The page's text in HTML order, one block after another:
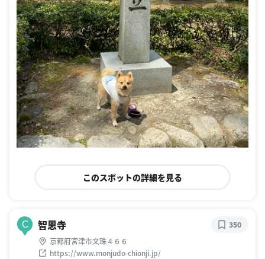
このスポットの詳細を見る
C 智恩寺
京都府宮津市文珠４６６
https://www.monjudo-chionji.jp/
350